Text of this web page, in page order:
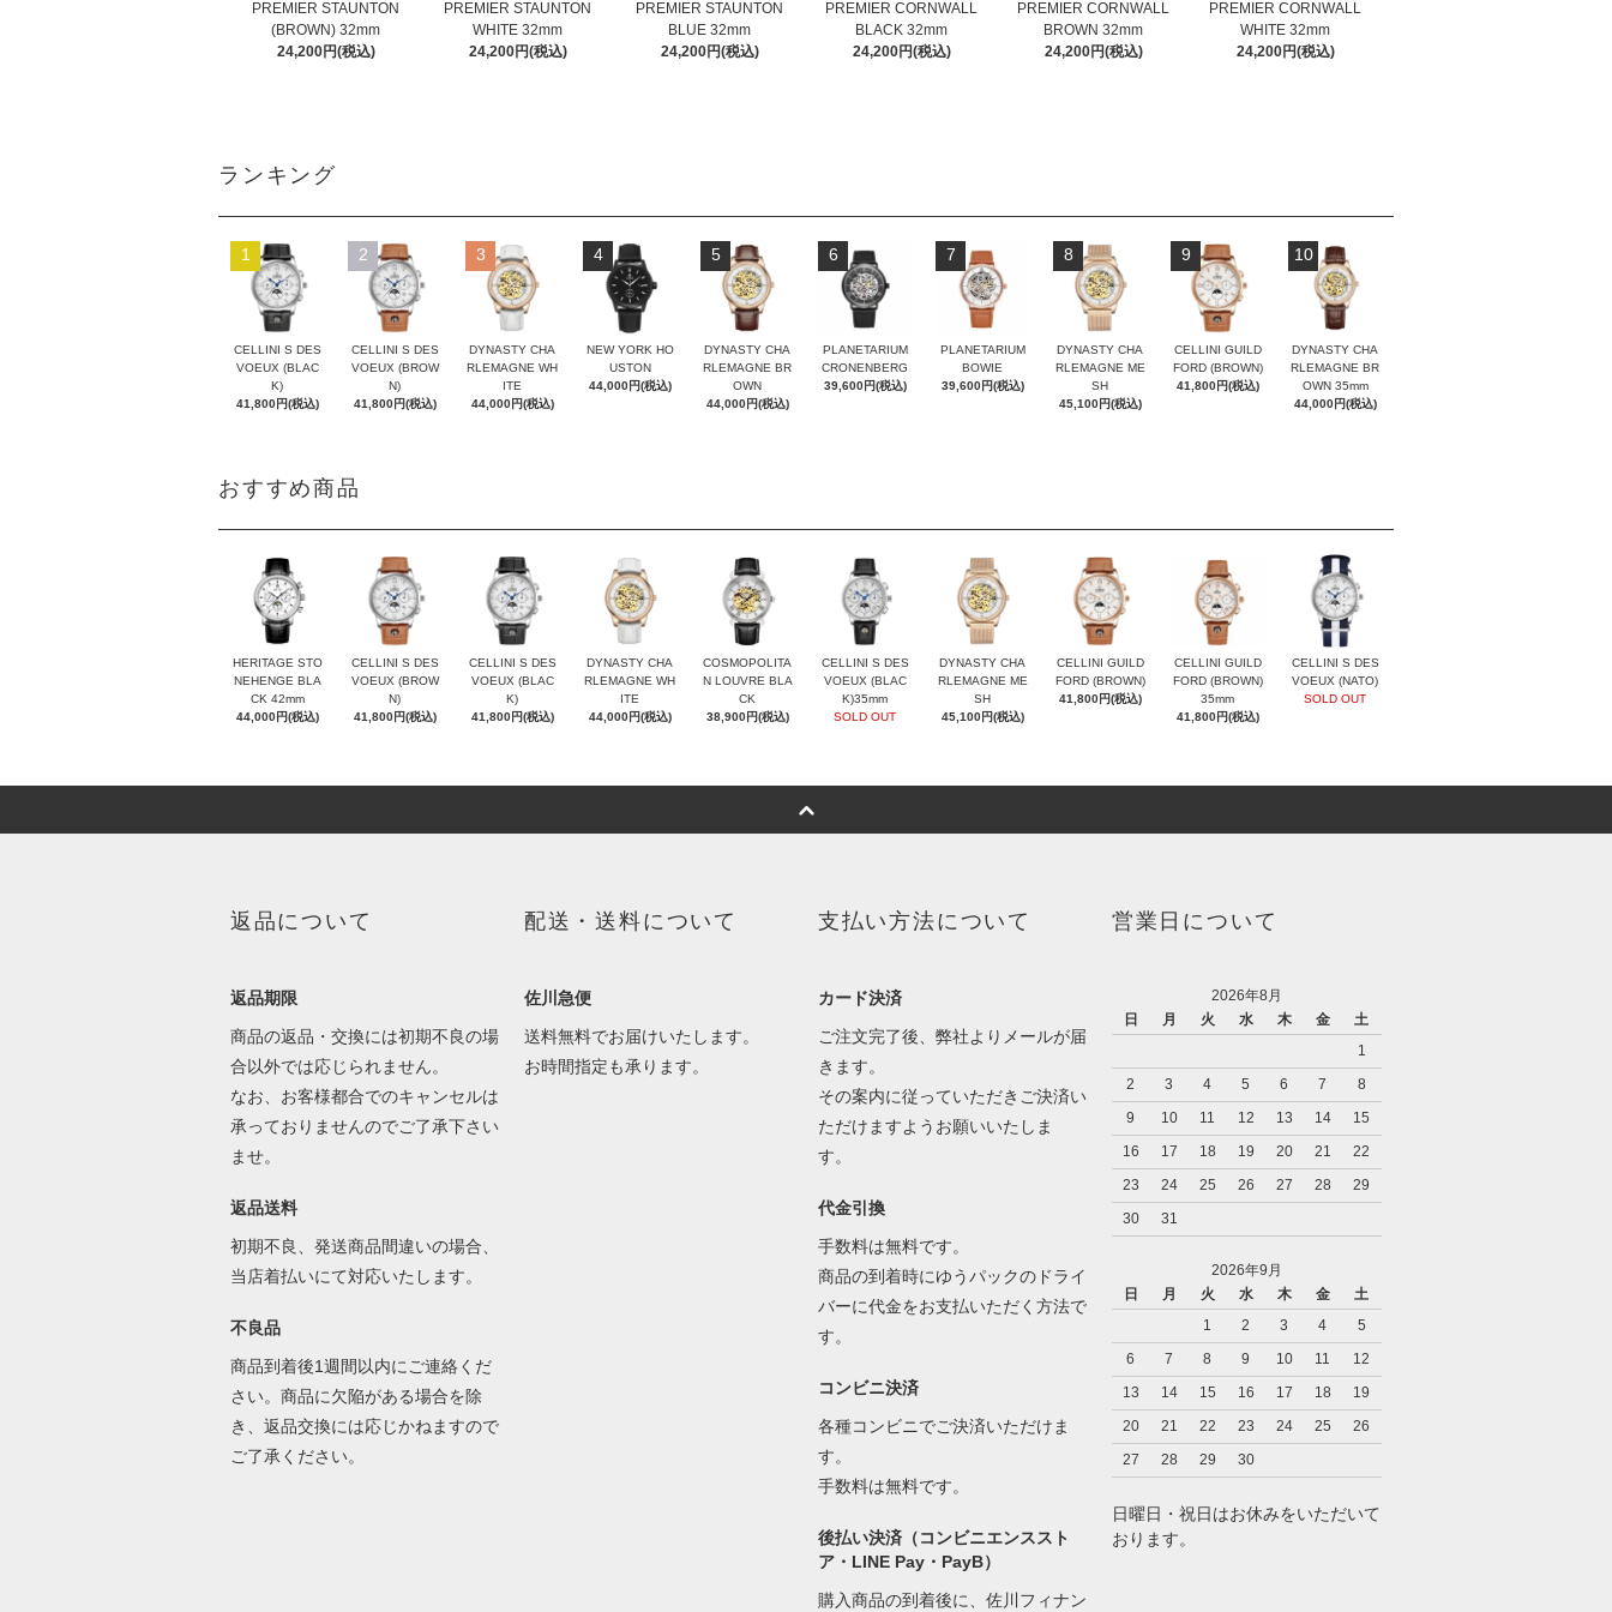
PREMIER STAUNTON
(BROWN) 32mm
24,200円(税込)
PREMIER STAUNTON
WHITE 32mm
24,200円(税込)
PREMIER STAUNTON
BLUE 32mm
24,200円(税込)
PREMIER CORNWALL
BLACK 32mm
24,200円(税込)
PREMIER CORNWALL
BROWN 32mm
24,200円(税込)
PREMIER CORNWALL
WHITE 32mm
24,200円(税込)
ランキング
1
CELLINI S DES
VOEUX (BLAC
K)
41,800円(税込)
2
CELLINI S DES
VOEUX (BROW
N)
41,800円(税込)
3
DYNASTY CHA
RLEMAGNE WH
ITE
44,000円(税込)
4
NEW YORK HO
USTON
44,000円(税込)
5
DYNASTY CHA
RLEMAGNE BR
OWN
44,000円(税込)
6
PLANETARIUM
CRONENBERG
39,600円(税込)
7
PLANETARIUM
BOWIE
39,600円(税込)
8
DYNASTY CHA
RLEMAGNE ME
SH
45,100円(税込)
9
CELLINI GUILD
FORD (BROWN)
41,800円(税込)
10
DYNASTY CHA
RLEMAGNE BR
OWN 35mm
44,000円(税込)
おすすめ商品
HERITAGE STO
NEHENGE BLA
CK 42mm
44,000円(税込)
CELLINI S DES
VOEUX (BROW
N)
41,800円(税込)
CELLINI S DES
VOEUX (BLAC
K)
41,800円(税込)
DYNASTY CHA
RLEMAGNE WH
ITE
44,000円(税込)
COSMOPOLITA
N LOUVRE BLA
CK
38,900円(税込)
CELLINI S DES
VOEUX (BLAC
K)35mm
SOLD OUT
DYNASTY CHA
RLEMAGNE ME
SH
45,100円(税込)
CELLINI GUILD
FORD (BROWN)
41,800円(税込)
CELLINI GUILD
FORD (BROWN)
35mm
41,800円(税込)
CELLINI S DES
VOEUX (NATO)
SOLD OUT
返品について
返品期限
商品の返品・交換には初期不良の場
合以外では応じられません。
なお、お客様都合でのキャンセルは
承っておりませんのでご了承下さい
ませ。
返品送料
初期不良、発送商品間違いの場合、
当店着払いにて対応いたします。
不良品
商品到着後1週間以内にご連絡くだ
さい。商品に欠陥がある場合を除
き、返品交換には応じかねますので
ご了承ください。
配送・送料について
佐川急便
送料無料でお届けいたします。
お時間指定も承ります。
支払い方法について
カード決済
ご注文完了後、弊社よりメールが届
きます。
その案内に従っていただきご決済い
ただけますようお願いいたしま
す。
代金引換
手数料は無料です。
商品の到着時にゆうパックのドライ
バーに代金をお支払いただく方法で
す。
コンビニ決済
各種コンビニでご決済いただけま
す。
手数料は無料です。
後払い決済（コンビニエンススト
ア・LINE Pay・PayB）
購入商品の到着後に、佐川フィナン
営業日について
2026年8月
日
月 火 水 木 金
土
1
2
3 4 5 6 7
8
9
10 11 12 13 14
15
16
17 18 19 20 21
22
23
24 25 26 27 28
29
30
31
2026年9月
日
月 火 水 木 金
土
1
2 3 4
5
6
7 8 9 10 11
12
13
14 15 16 17 18
19
20
21 22 23 24 25
26
27
28 29 30
日曜日・祝日はお休みをいただいて
おります。